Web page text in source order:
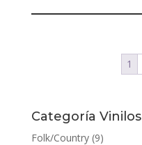
1
Categoría Vinilos
Folk/Country (9)